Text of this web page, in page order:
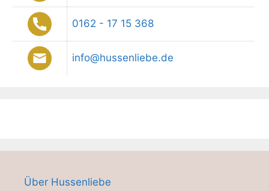
0162 - 17 15 368
info@hussenliebe.de
Über Hussenliebe